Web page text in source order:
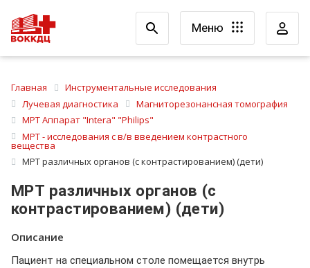
Меню
Главная
Инструментальные исследования
Лучевая диагностика
Магниторезонансная томография
МРТ Аппарат "Intera" "Philips"
МРТ - исследования с в/в введением контрастного
вещества
МРТ различных органов (с контрастированием) (дети)
МРТ различных органов (с
контрастированием) (дети)
Описание
Пациент на специальном столе помещается внутрь